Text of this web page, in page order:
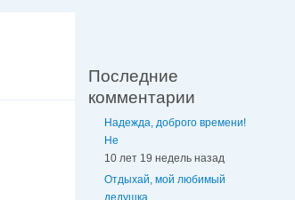
Последние
комментарии
Надежда, доброго времени!
Не
10 лет 19 недель назад
Отдыхай, мой любимый
дедушка.